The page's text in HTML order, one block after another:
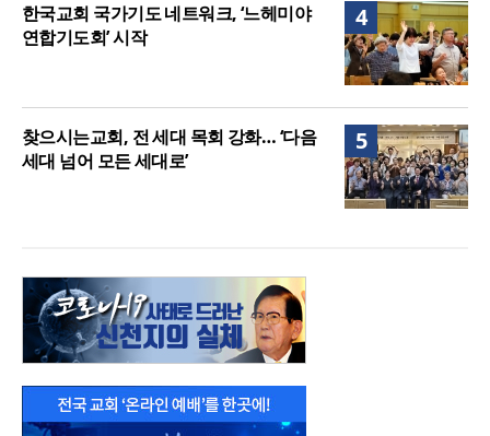
4
한국교회 국가기도 네트워크, ‘느헤미야
연합기도회’ 시작
5
찾으시는교회, 전 세대 목회 강화… ‘다음
세대 넘어 모든 세대로’